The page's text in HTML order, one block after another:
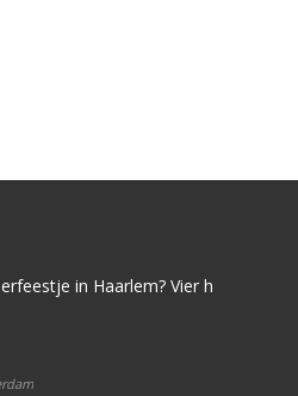
in Haarlem? Vier het bij